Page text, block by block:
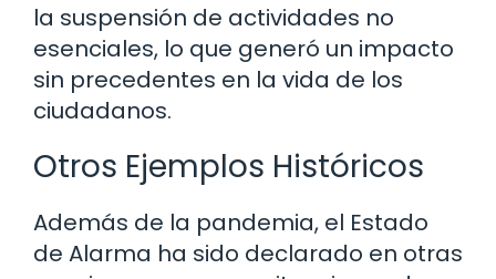
la suspensión de actividades no
esenciales, lo que generó un impacto
sin precedentes en la vida de los
ciudadanos.
Otros Ejemplos Históricos
Además de la pandemia, el Estado
de Alarma ha sido declarado en otras